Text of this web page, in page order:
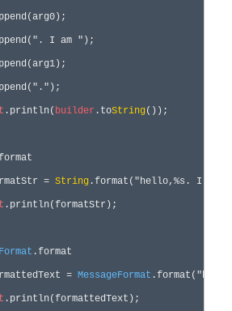
". I am " );
"." );
.println( builder .toString());
= String .format("hello,%s. I am
.println(formatStr);
.format
= MessageFormat
.println(formattedText);